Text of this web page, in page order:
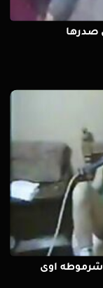
صدرها
شرموطه اوى